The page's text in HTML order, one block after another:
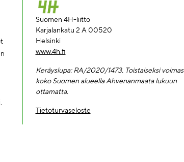
Suomen 4H-liitto
Karjalankatu 2 A 00520
Helsinki
www.4h.fi
Keräyslupa: RA/2020/1473. Toistaiseksi
koko Suomen alueella Ahvenanmaata lukuun
ottamatta.
Tietoturvaseloste